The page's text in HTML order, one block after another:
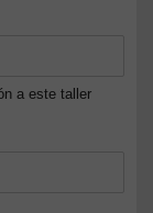
a este taller